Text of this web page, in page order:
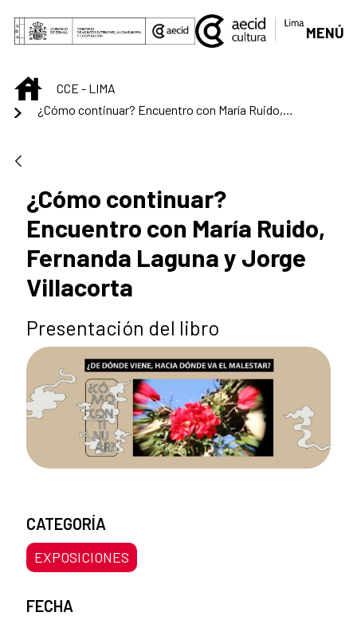
Skip to Main Content
MENÚ
INICIOCCE - LIMA
¿Cómo continuar? Encuentro con María Ruido, Fernanda Laguna y Jorge Villacorta
¿Cómo continuar?
Encuentro con María Ruido,
Fernanda Laguna y Jorge
Villacorta
Presentación del libro
CATEGORÍA
EXPOSICIONES
FECHA